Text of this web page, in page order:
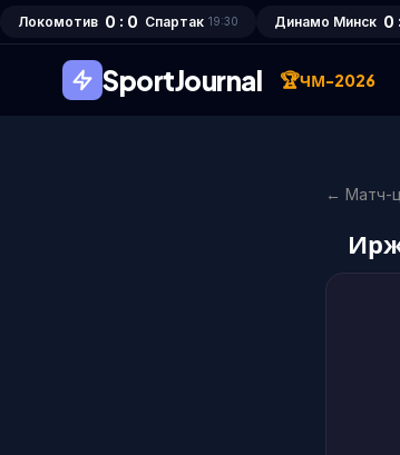
Локомотив 0 : 0 Спартак 19:30 Динамо Минск 0
SportJournal 🏆ЧМ-2026
← Матч-